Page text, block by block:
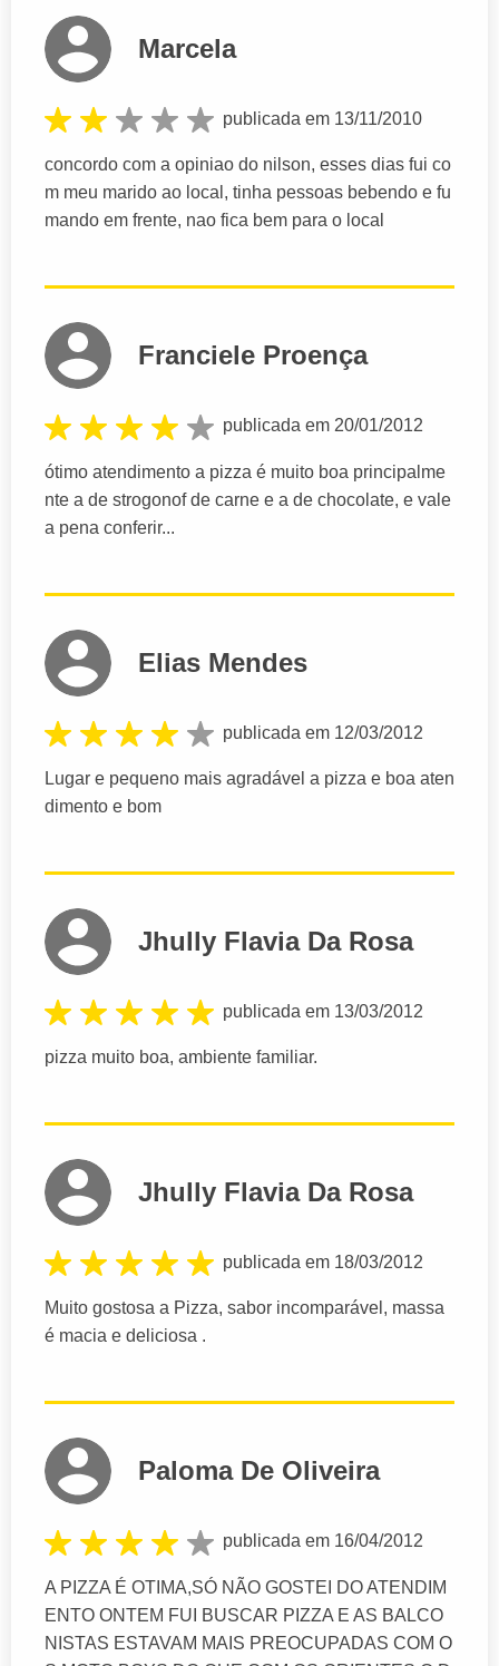
Marcela
publicada em 13/11/2010
concordo com a opiniao do nilson, esses dias fui co
m meu marido ao local, tinha pessoas bebendo e fu
mando em frente, nao fica bem para o local
Franciele Proença
publicada em 20/01/2012
ótimo atendimento a pizza é muito boa principalme
nte a de strogonof de carne e a de chocolate, e vale
a pena conferir...
Elias Mendes
publicada em 12/03/2012
Lugar e pequeno mais agradável a pizza e boa aten
dimento e bom
Jhully Flavia Da Rosa
publicada em 13/03/2012
pizza muito boa, ambiente familiar.
Jhully Flavia Da Rosa
publicada em 18/03/2012
Muito gostosa a Pizza, sabor incomparável, massa
é macia e deliciosa .
Paloma De Oliveira
publicada em 16/04/2012
A PIZZA É OTIMA,SÓ NÃO GOSTEI DO ATENDIM
ENTO ONTEM FUI BUSCAR PIZZA E AS BALCO
NISTAS ESTAVAM MAIS PREOCUPADAS COM O